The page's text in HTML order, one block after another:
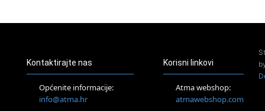
Pjesma srca / Zagreb
Tečaj Višeg Vodstva, razvijanja intuicije i Akaša zapisa
Kontaktirajte nas
Općenite informacije:
info@atma.hr
Korisni linkovi
Atma webshop:
atmawebshop.com